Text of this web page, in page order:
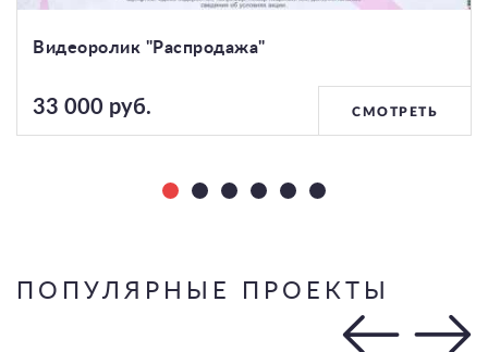
Видеоролик "Распродажа"
33 000 руб. СМОТРЕТЬ
ПОПУЛЯРНЫЕ ПРОЕКТЫ